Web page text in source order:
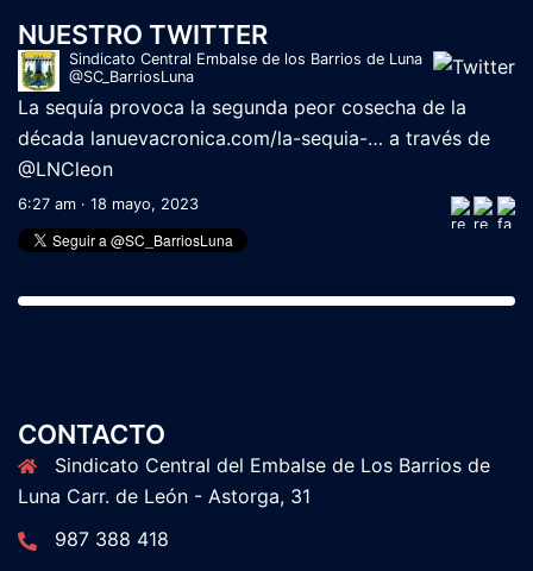
NUESTRO TWITTER
Sindicato Central Embalse de los Barrios de Luna
@SC_BarriosLuna
La sequía provoca la segunda peor cosecha de la
década lanuevacronica.com/la-sequia-… a través de
@LNCleon
6:27 am · 18 mayo, 2023
CONTACTO
Sindicato Central del Embalse de Los Barrios de
Luna Carr. de León - Astorga, 31
987 388 418